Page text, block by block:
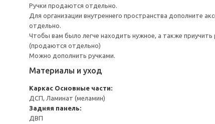
Ручки продаются отдельно.
Для организации внутреннего пространства
отдельно.
Чтобы вам было легче находить нужное, а также
(продаются отдельно)
Можно дополнить ручками.
Материалы и уход
Каркас Основные части:
ДСП, Ламинат (меламин)
Задняя панель:
ДВП